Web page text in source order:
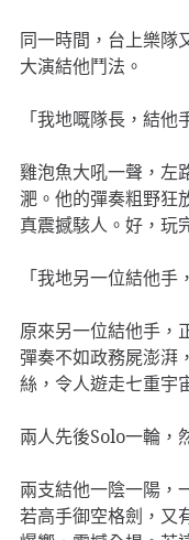
同一時間，台上樂隊
大演結他鬥法。
「我地嘅隊長，結他
雞泡魚大吼一聲，左
淝。他的彈奏粗野狂
真震撼駭人。好，玩
「我地另一位結他手
原來另一位結他手，
彈奏不如政務屍澎湃
絲，令人遊走七重宇
兩人先後Solo一輪，
兩支結他一陰一陽，
若高手御空格劍，又